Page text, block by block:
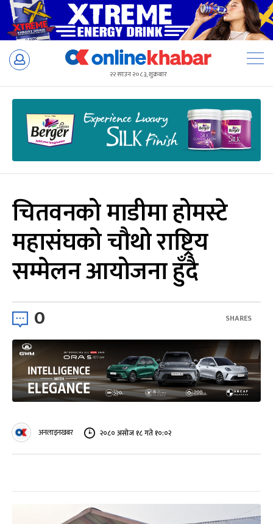
Skip
२२ साउन २०८३, शुक्रबार
चितवनको माडीमा होमस्टे
महासंघको चौथो राष्ट्रिय
सम्मेलन आयोजना हुँदै
0 SHARES
अनलाइनखबर २०८० असोज १८ गते १०:०२